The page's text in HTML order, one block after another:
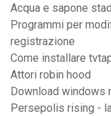
Acqua e sapone
Programmi per
registrazione
Come installare
Attori robin hood
Download windows
Persepolis rising -